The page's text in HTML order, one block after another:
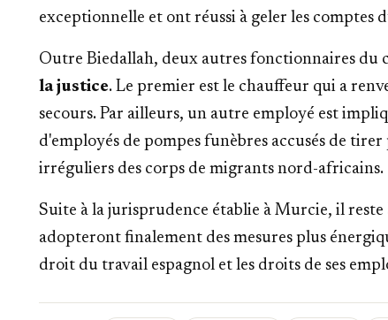
exceptionnelle et ont réussi à geler les comptes
Outre Biedallah, deux autres fonctionnaires du
la justice. Le premier est le chauffeur qui a
secours. Par ailleurs, un autre employé est
d'employés de pompes funèbres accusés de
irréguliers des corps de migrants nord-africains.
Suite à la jurisprudence établie à Murcie, il reste
adopteront finalement des mesures plus
droit du travail espagnol et les droits de ses